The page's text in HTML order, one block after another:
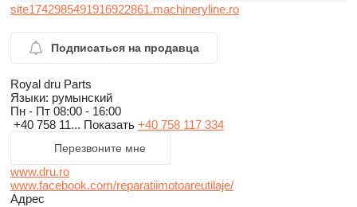
site1742985491916922861.machineryline.ro
Подписаться на продавца
Royal dru Parts
Языки: румынский
Пн - Пт 08:00 - 16:00
+40 758 11... Показать +40 758 117 334
Перезвоните мне
www.dru.ro
www.facebook.com/reparatiimotoareutilaje/
Адрес